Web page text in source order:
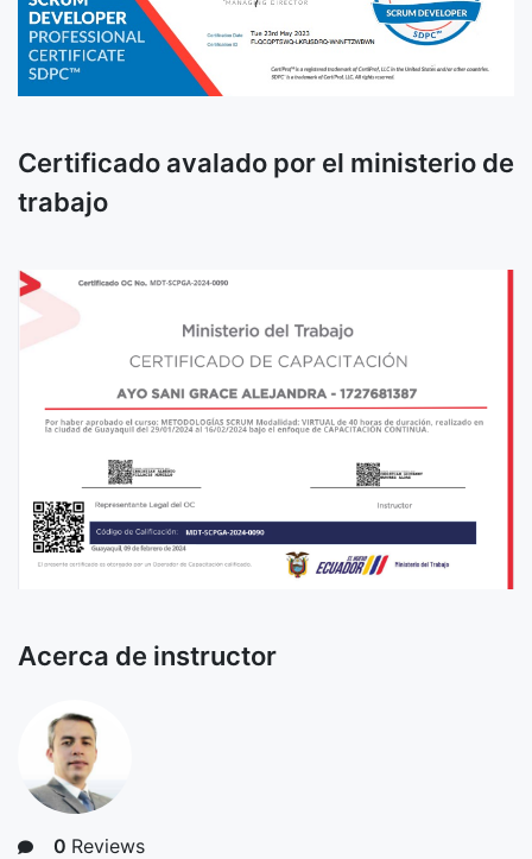
Certificado avalado por el ministerio de
trabajo
Acerca de instructor
0 Reviews